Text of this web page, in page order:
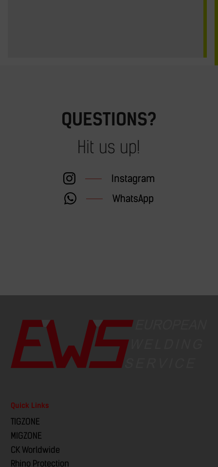
QUESTIONS?
Hit us up!
Instagram
WhatsApp
Quick Links
TIGZONE
MIGZONE
CK Worldwide
Rhino Protection